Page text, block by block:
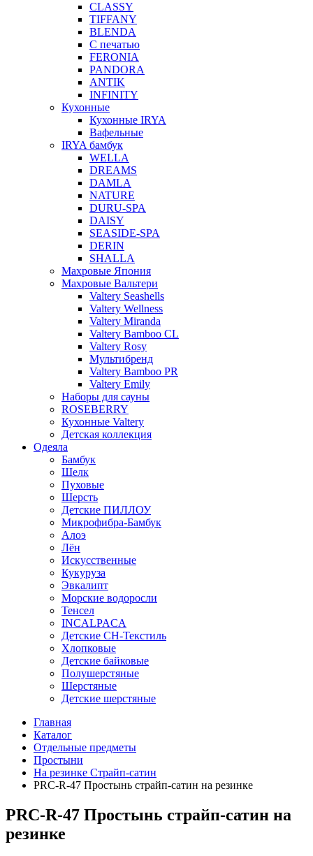
CLASSY
TIFFANY
BLENDA
С печатью
FERONIA
PANDORA
ANTIK
INFINITY
Кухонные
Кухонные IRYA
Вафельные
IRYA бамбук
WELLA
DREAMS
DAMLA
NATURE
DURU-SPA
DAISY
SEASIDE-SPA
DERIN
SHALLA
Махровые Япония
Махровые Вальтери
Valtery Seashells
Valtery Wellness
Valtery Miranda
Valtery Bamboo CL
Valtery Rosy
Мультибренд
Valtery Bamboo PR
Valtery Emily
Наборы для сауны
ROSEBERRY
Кухонные Valtery
Детская коллекция
Одеяла
Бамбук
Шелк
Пуховые
Шерсть
Детские ПИЛЛОУ
Микрофибра-Бамбук
Алоэ
Лён
Искусственные
Кукуруза
Эвкалипт
Морские водоросли
Тенсел
INCALPACA
Детские СН-Текстиль
Хлопковые
Детские байковые
Полушерстяные
Шерстяные
Детские шерстяные
Главная
Каталог
Отдельные предметы
Простыни
На резинке Страйп-сатин
PRC-R-47 Простынь страйп-сатин на резинке
PRC-R-47 Простынь страйп-сатин на
резинке